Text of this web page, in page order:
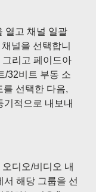
열고 채널 일괄
널을 선택합니
리고 페이드아
/32비트 부동 소
를 선택한 다음,
기적으로 내보내
디오/비디오 내
해당 그룹을 선